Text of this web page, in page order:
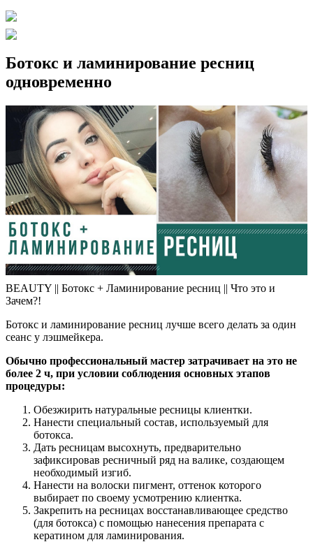
Ботокс и ламинирование ресниц
одновременно
BEAUTY || Ботокс + Ламинирование ресниц || Что это и
Зачем?!
Ботокс и ламинирование ресниц лучше всего делать за один
сеанс у лэшмейкера.
Обычно профессиональный мастер затрачивает на это не
более 2 ч, при условии соблюдения основных этапов
процедуры:
Обезжирить натуральные ресницы клиентки.
Нанести специальный состав, используемый для
ботокса.
Дать ресницам высохнуть, предварительно
зафиксировав ресничный ряд на валике, создающем
необходимый изгиб.
Нанести на волоски пигмент, оттенок которого
выбирает по своему усмотрению клиентка.
Закрепить на ресницах восстанавливающее средство
(для ботокса) с помощью нанесения препарата с
кератином для ламинирования.